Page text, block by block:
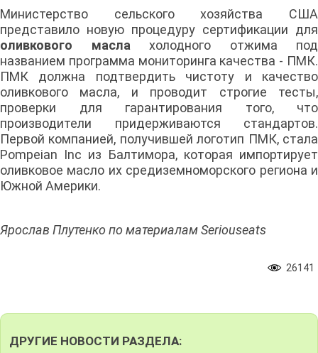
Министерство сельского хозяйства США
представило новую процедуру сертификации для
оливкового маслахолодного отжима под
названием программа мониторинга качества - ПМК.
ПМК должна подтвердить чистоту и качество
оливкового масла, и проводит строгие тесты,
проверки для гарантирования того, что
производители придерживаются стандартов.
Первой компанией, получившей логотип ПМК, стала
Pompeian Inc из Балтимора, которая импортирует
оливковое масло их средиземноморского региона и
Южной Америки.
Ярослав Плутенко по материалам Seriouseats
26141
ДРУГИЕ НОВОСТИ РАЗДЕЛА: